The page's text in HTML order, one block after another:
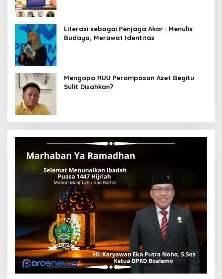
Literasi sebagai Penjaga Akar : Menulis
Budaya, Merawat Identitas
Mengapa RUU Perampasan Aset Begitu
Sulit Disahkan?